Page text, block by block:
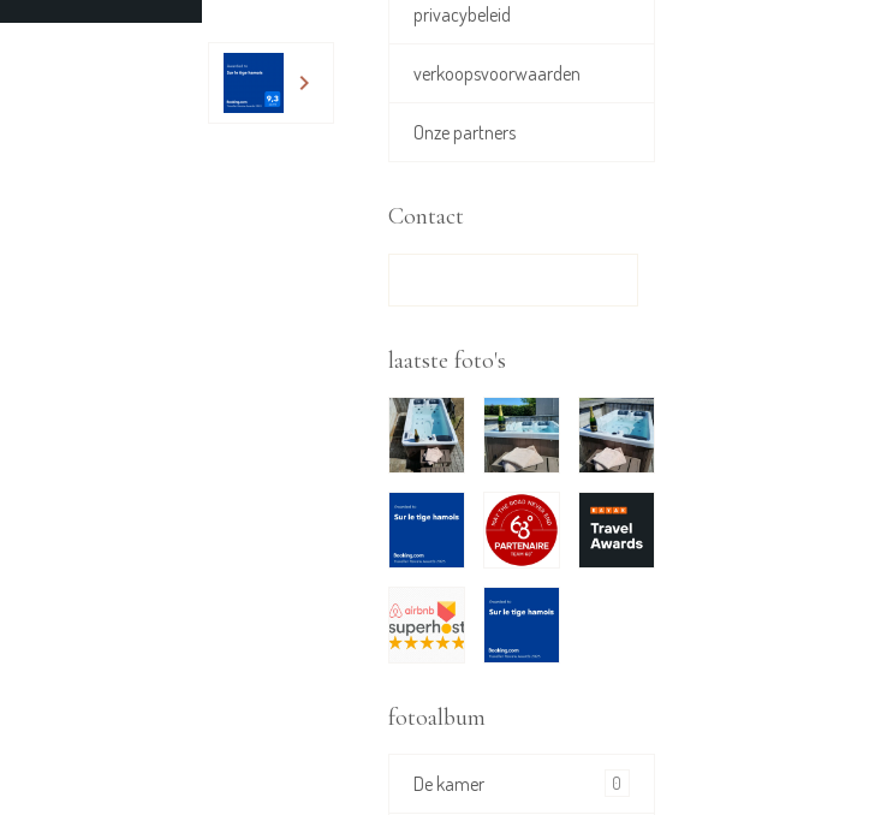
privacybeleid
verkoopsvoorwaarden
Onze partners
Contact
laatste foto's
fotoalbum
De kamer 0